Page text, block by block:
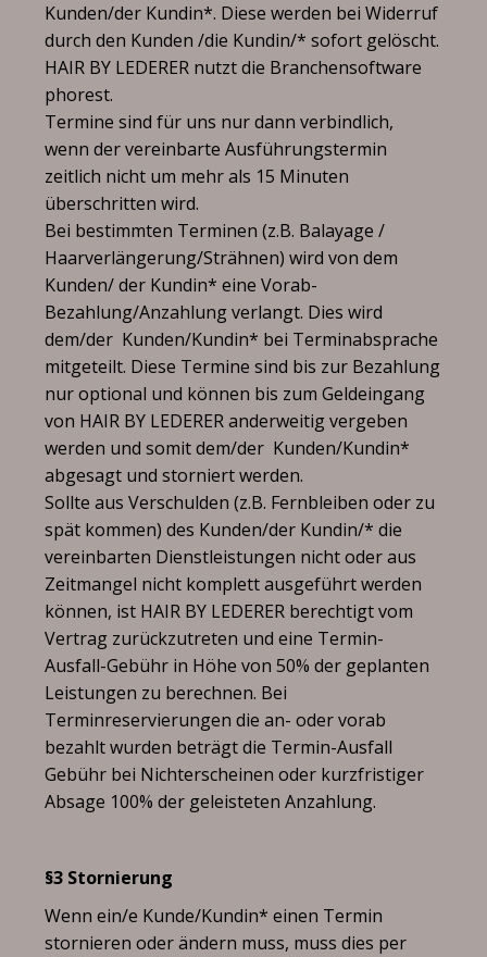
Kunden/der Kundin*. Diese werden bei Widerruf
durch den Kunden /die Kundin/* sofort gelöscht.
HAIR BY LEDERER nutzt die Branchensoftware
phorest.
Termine sind für uns nur dann verbindlich,
wenn der vereinbarte Ausführungstermin
zeitlich nicht um mehr als 15 Minuten
überschritten wird.
Bei bestimmten Terminen (z.B. Balayage /
Haarverlängerung/Strähnen) wird von dem
Kunden/ der Kundin* eine Vorab-
Bezahlung/Anzahlung verlangt. Dies wird
dem/der Kunden/Kundin* bei Terminabsprache
mitgeteilt. Diese Termine sind bis zur Bezahlung
nur optional und können bis zum Geldeingang
von HAIR BY LEDERER anderweitig vergeben
werden und somit dem/der Kunden/Kundin*
abgesagt und storniert werden.
Sollte aus Verschulden (z.B. Fernbleiben oder zu
spät kommen) des Kunden/der Kundin/* die
vereinbarten Dienstleistungen nicht oder aus
Zeitmangel nicht komplett ausgeführt werden
können, ist HAIR BY LEDERER berechtigt vom
Vertrag zurückzutreten und eine Termin-
Ausfall-Gebühr in Höhe von 50% der geplanten
Leistungen zu berechnen. Bei
Terminreservierungen die an- oder vorab
bezahlt wurden beträgt die Termin-Ausfall
Gebühr bei Nichterscheinen oder kurzfristiger
Absage 100% der geleisteten Anzahlung.
§3 Stornierung
Wenn ein/e Kunde/Kundin* einen Termin
stornieren oder ändern muss, muss dies per